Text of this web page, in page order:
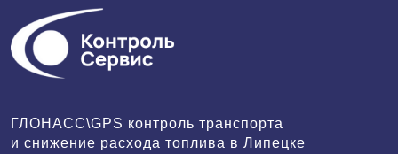
ГЛОНАСС\GPS контроль транспорта
и снижение расхода топлива в Липецке